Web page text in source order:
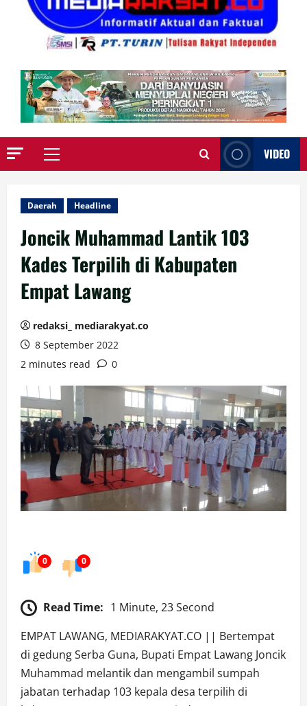
Primary
VIDEO
Daerah Headline
Joncik Muhammad Lantik 103
Kades Terpilih di Kabupaten
Empat Lawang
redaksi_ mediarakyat.co
8 September 2022
2 minutes read
0
0 0
Read Time: 1 Minute, 23 Second
EMPAT LAWANG, MEDIARAKYAT.CO || Bertempat
di gedung Serba Guna, Bupati Empat Lawang Joncik
Muhammad melantik dan mengambil sumpah
jabatan terhadap 103 kepala desa terpilih di